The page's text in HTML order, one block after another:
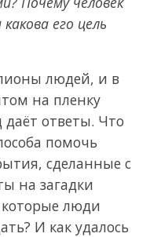
его цель
людей, и в
на пленку
ответы. Что
помочь
сделанные с
на загадки
люди
И как удалось